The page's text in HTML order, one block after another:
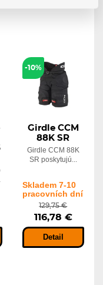
-10%
Girdle CCM
88K SR
Girdle CCM 88K
SR poskytujú...
Skladem 7-10
pracovních dní
129,75 €
116,78 €
Detail